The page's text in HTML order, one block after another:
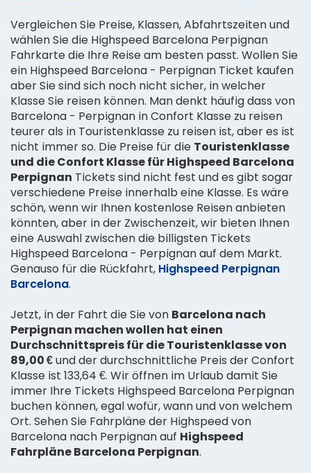
Vergleichen Sie Preise, Klassen, Abfahrtszeiten und
wählen Sie die Highspeed Barcelona Perpignan
Fahrkarte die Ihre Reise am besten passt. Wollen Sie
ein Highspeed Barcelona - Perpignan Ticket kaufen
aber Sie sind sich noch nicht sicher, in welcher
Klasse Sie reisen können. Man denkt häufig dass von
Barcelona - Perpignan in Confort Klasse zu reisen
teurer als in Touristenklasse zu reisen ist, aber es ist
nicht immer so. Die Preise für die Touristenklasse
und die Confort Klasse für Highspeed Barcelona
Perpignan Tickets sind nicht fest und es gibt sogar
verschiedene Preise innerhalb eine Klasse. Es wäre
schön, wenn wir Ihnen kostenlose Reisen anbieten
könnten, aber in der Zwischenzeit, wir bieten Ihnen
eine Auswahl zwischen die billigsten Tickets
Highspeed Barcelona - Perpignan auf dem Markt.
Genauso für die Rückfahrt, Highspeed Perpignan
Barcelona.
Jetzt, in der Fahrt die Sie von Barcelona nach
Perpignan machen wollen hat einen
Durchschnittspreis für die Touristenklasse von
89,00 €und der durchschnittliche Preis der Confort
Klasse ist 133,64 €. Wir öffnen im Urlaub damit Sie
immer Ihre Tickets Highspeed Barcelona Perpignan
buchen können, egal wofür, wann und von welchem
Ort. Sehen Sie Fahrpläne der Highspeed von
Barcelona nach Perpignan auf Highspeed
Fahrpläne Barcelona Perpignan.